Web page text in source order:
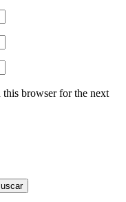
this browser for the next